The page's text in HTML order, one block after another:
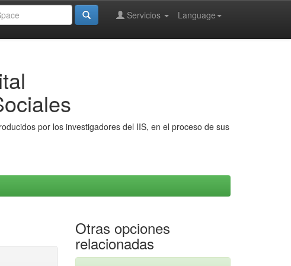
Language
Servicios
por los investigadores del IIS, en el proceso de sus
Otras opciones
relacionadas